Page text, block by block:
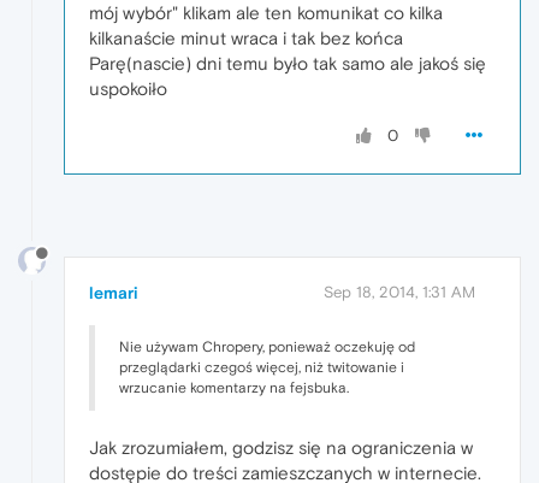
mój wybór" klikam ale ten komunikat co kilka
kilkanaście minut wraca i tak bez końca
Parę(nascie) dni temu było tak samo ale jakoś się
uspokoiło
0
lemari Sep 18, 2014, 1:31 AM
Nie używam Chropery, ponieważ oczekuję od
przeglądarki czegoś więcej, niż twitowanie i
wrzucanie komentarzy na fejsbuka.
Jak zrozumiałem, godzisz się na ograniczenia w
dostępie do treści zamieszczanych w internecie.